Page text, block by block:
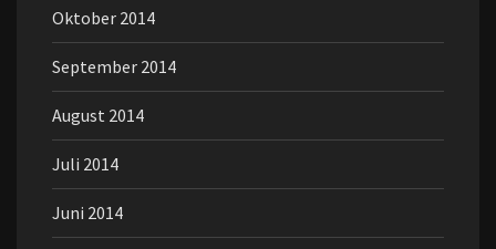
Oktober 2014
September 2014
August 2014
Juli 2014
Juni 2014